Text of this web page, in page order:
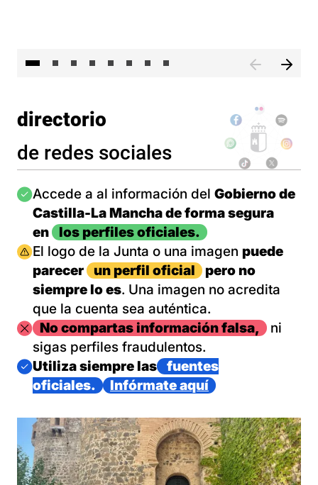
directorio
de redes sociales
Imagen
Accede a al información del Gobierno de
Castilla-La Mancha de forma segura
en
los perfiles oficiales.
Imagen
El logo de la Junta o una imagen puede
parecer
un perfil oficial
pero no
siempre lo es. Una imagen no acredita
que la cuenta sea auténtica.
ImagenNo compartas información falsa,
ni
sigas perfiles fraudulentos.
Imagen
Utiliza siempre las
fuentes
oficiales.
Infórmate aquí